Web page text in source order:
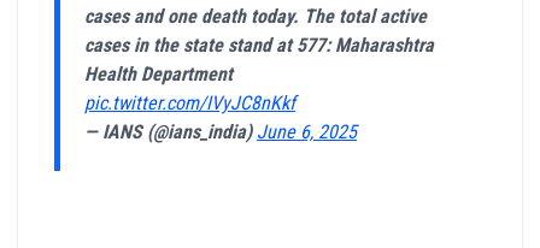
cases and one death today. The total active
cases in the state stand at 577: Maharashtra
Health Department
pic.twitter.com/IVyJC8nKkf
— IANS (@ians_india) June 6, 2025